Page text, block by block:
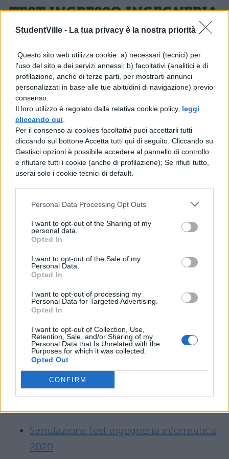
StudentVille - La tua privacy è la nostra priorità
Questo sito web utilizza cookie: a) necessari (tecnici) per
l'uso del sito e dei servizi annessi; b) facoltativi (analitici e di
profilazione, anche di terze parti, per mostrarti annunci
personalizzati in base alle tue abitudini di navigazione) previo
consenso.
Il loro utilizzo è regolato dalla relativa cookie policy, leggi
cliccando qui
Per il consenso ai cookies facoltativi puoi accettarli tutti
cliccando sul bottone Accetta tutti qui di seguito. Cliccando su
Gestisci opzioni è possibile accedere al pannello di controllo
e rifiutare tutti i cookie (anche di profilazione); Se rifiuti tutto,
userai solo i cookie tecnici di default.
Personal Data Processing Opt Outs
I want to opt-out of the Sharing of my
personal data.
Opted In
I want to opt-out of the Sale of my
Personal Data.
Opted In
I want to opt-out of processing my
Personal Data for Targeted Advertising.
Opted In
I want to opt-out of Collection, Use,
Retention, Sale, and/or Sharing of my
Personal Data that Is Unrelated with the
Purposes for which it was collected.
Opted Out
CONFIRM
TEST INGRESSO INGEGNERIA
2020: INFO E SIMULAZIONI
Il test di Ingegneria cambia dunque in base
alla tipologia e all’università in cui si tenta la
prova di ammissione, tuttavia l’iter da
seguire per superare il test è comunque lo
stesso: ripassare le materie oggetto della
prova e allenarsi con simulazioni e prove
degli anni precedenti. In attesa di ulteriori
informazioni, allenati con le nostre risorse
Simulazione Test Ingegneria
Aerospaziale 2020
Simulazione Test Ingegneria Edile 2020
Simulazione Test Ingegneria Gestionale
2020
prove degli anni precedenti
Simulazione Test Ingegneria Civile 2020
Simulazione Test ingegneria meccanica
Simulazione test ingegneria informatica
2020